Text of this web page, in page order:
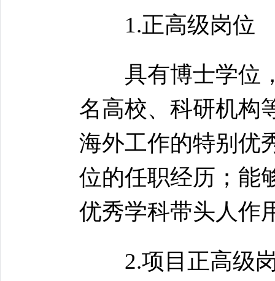
1.正高级岗位
具有博士学位，
名高校、科研机构
海外工作的特别优
位的任职经历；能
优秀学科带头人作
2.项目正高级